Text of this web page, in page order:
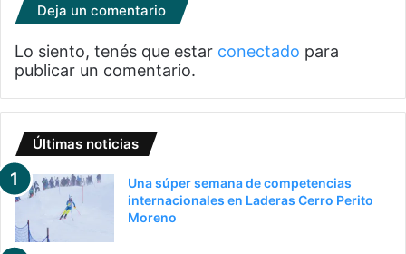
Deja un comentario
Lo siento, tenés que estar conectado para
publicar un comentario.
Últimas noticias
Una súper semana de competencias
internacionales en Laderas Cerro Perito
Moreno